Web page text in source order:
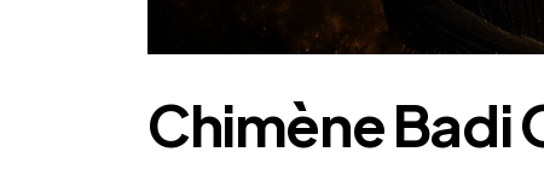
Chimène Badi